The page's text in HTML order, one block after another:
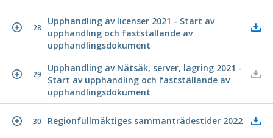
28
Upphandling av licenser 2021 - Start av
upphandling och fastställande av
upphandlingsdokument
29
Upphandling av Nätsäk, server, lagring 2021 -
Start av upphandling och fastställande av
upphandlingsdokument
30 Regionfullmäktiges sammanträdestider 2022